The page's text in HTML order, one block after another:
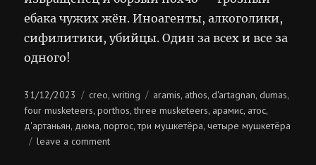
ебака чужих жён. Иноагенты, алкоголики,
сифилитики, убийцы. Один за всех и все за
одного!
Posted
on
31/12/2023 Categories
creo,writing Tags
aramis, athos,d'artagnan,dumas,
four musketeers,porthos,three musketeers, арамис, атос,
д'артаньян, дюма,портос,три мушкетёра,четыре мушкетёра
leave a commenton